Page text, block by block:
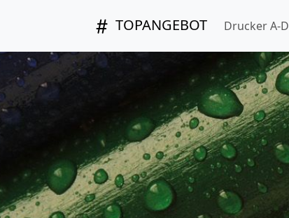
TOPANGEBOT Drucker A-D